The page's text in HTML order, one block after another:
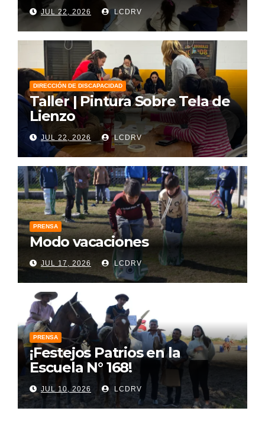
JUL 22, 2026 LCDRV
DIRECCIÓN DE DISCAPACIDAD
Taller | Pintura Sobre Tela de
Lienzo
JUL 22, 2026 LCDRV
PRENSA
Modo vacaciones
JUL 17, 2026 LCDRV
PRENSA
¡Festejos Patrios en la
Escuela N° 168!
JUL 10, 2026 LCDRV